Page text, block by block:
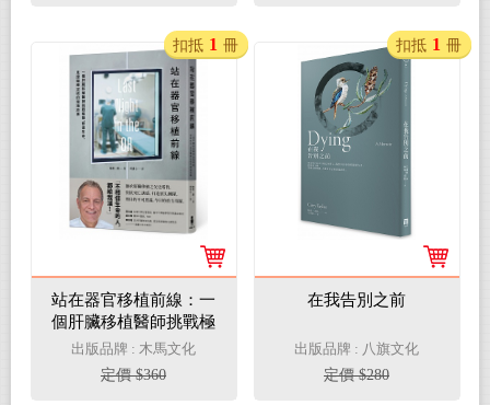
站在器官移植前線：一
個肝臟移植醫師挑戰極
限、修復生命、見證醫
療突破的現場故事
出版品牌 : 木馬文化
定價 $360
扣抵 1 冊
在我告別之前
出版品牌 : 八旗文化
定價 $280
扣抵 1 冊